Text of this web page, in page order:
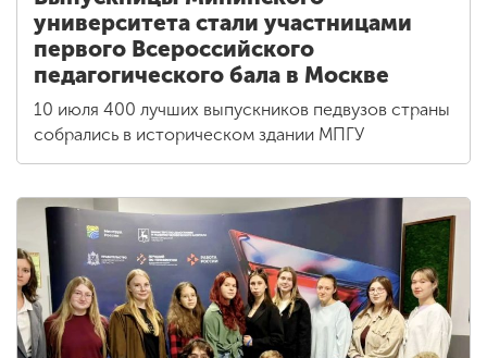
университета стали участницами
первого Всероссийского
педагогического бала в Москве
10 июля 400 лучших выпускников педвузов страны
собрались в историческом здании МПГУ